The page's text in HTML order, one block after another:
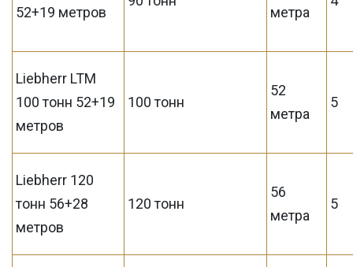
52+19 метров
метра
Liebherr LTM
100 тонн 52+19
метров
100 тонн
52
метра
5
Liebherr 120
тонн 56+28
метров
120 тонн
56
метра
5